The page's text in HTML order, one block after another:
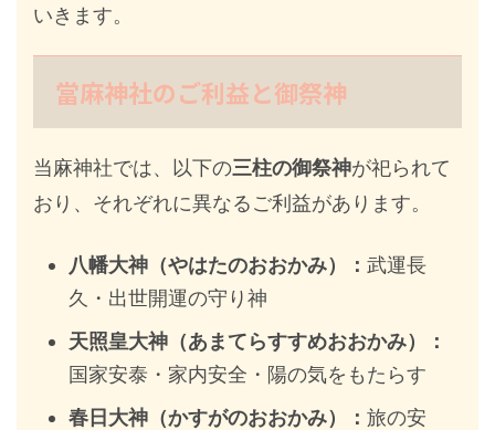
いきます。
當麻神社のご利益と御祭神
当麻神社では、以下の三柱の御祭神が祀られて
おり、それぞれに異なるご利益があります。
八幡大神（やはたのおおかみ）： 武運長
久・出世開運の守り神
天照皇大神（あまてらすすめおおかみ）：
国家安泰・家内安全・陽の気をもたらす
春日大神（かすがのおおかみ）： 旅の安